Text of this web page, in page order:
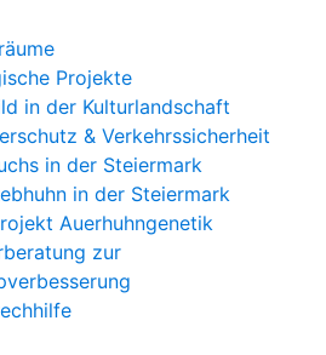
Projekte
in der Kulturlandschaft
& Verkehrssicherheit
in der Steiermark
in der Steiermark
Auerhuhngenetik
zur